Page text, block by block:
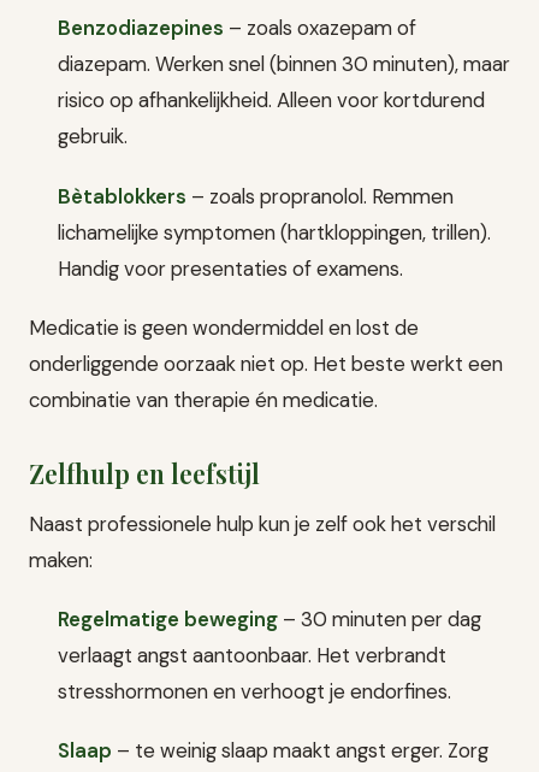
Benzodiazepines – zoals oxazepam of
diazepam. Werken snel (binnen 30 minuten), maar
risico op afhankelijkheid. Alleen voor kortdurend
gebruik.
Bètablokkers – zoals propranolol. Remmen
lichamelijke symptomen (hartkloppingen, trillen).
Handig voor presentaties of examens.
Medicatie is geen wondermiddel en lost de
onderliggende oorzaak niet op. Het beste werkt een
combinatie van therapie én medicatie.
Zelfhulp en leefstijl
Naast professionele hulp kun je zelf ook het verschil
maken:
Regelmatige beweging – 30 minuten per dag
verlaagt angst aantoonbaar. Het verbrandt
stresshormonen en verhoogt je endorfines.
Slaap – te weinig slaap maakt angst erger. Zorg